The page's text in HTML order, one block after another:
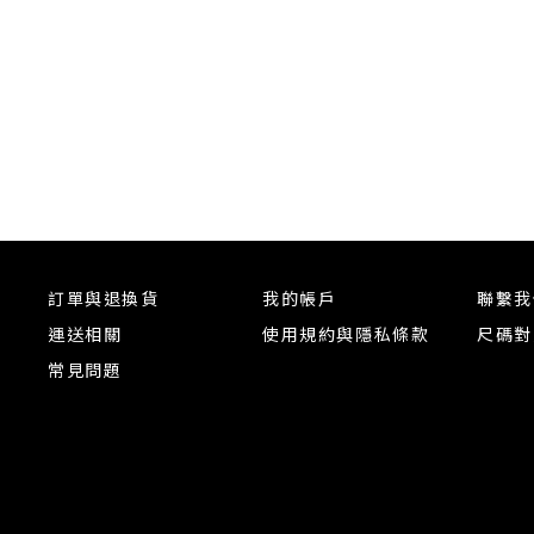
訂單與退換貨
運送相關
常見問題
我的帳戶
使用規約與隱私條款
聯繫
尺碼